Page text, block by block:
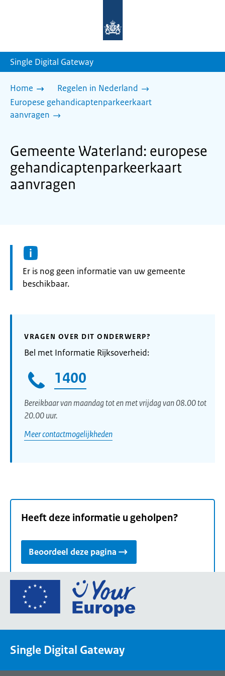
homepage
Single Digital Gateway
Home
Regelen in Nederland
Europese gehandicaptenparkeerkaart
aanvragen
Gemeente Waterland: europese
gehandicaptenparkeerkaart
aanvragen
Informatie:
Er is nog geen informatie van uw gemeente
beschikbaar.
VRAGEN OVER DIT ONDERWERP?
Bel met Informatie Rijksoverheid:
1400
Bereikbaar van maandag tot en met vrijdag van 08.00 tot
20.00 uur.
Meer contactmogelijkheden
Heeft deze informatie u geholpen?
Beoordeel deze pagina
Ga
de
een
Single Digital Gateway